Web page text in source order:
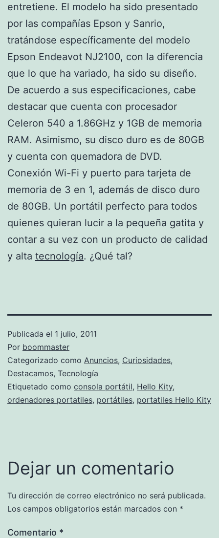
entretiene. El modelo ha sido presentado
por las compañías Epson y Sanrio,
tratándose específicamente del modelo
Epson Endeavot NJ2100, con la diferencia
que lo que ha variado, ha sido su diseño.
De acuerdo a sus especificaciones, cabe
destacar que cuenta con procesador
Celeron 540 a 1.86GHz y 1GB de memoria
RAM. Asimismo, su disco duro es de 80GB
y cuenta con quemadora de DVD.
Conexión Wi-Fi y puerto para tarjeta de
memoria de 3 en 1, además de disco duro
de 80GB. Un portátil perfecto para todos
quienes quieran lucir a la pequeña gatita y
contar a su vez con un producto de calidad
y alta tecnología. ¿Qué tal?
Publicada el 1 julio, 2011
Por boommaster
Categorizado como Anuncios, Curiosidades,
Destacamos, Tecnología
Etiquetado como consola portátil, Hello Kity,
ordenadores portatiles, portátiles, portatiles Hello Kity
Dejar un comentario
Tu dirección de correo electrónico no será publicada.
Los campos obligatorios están marcados con *
Comentario *